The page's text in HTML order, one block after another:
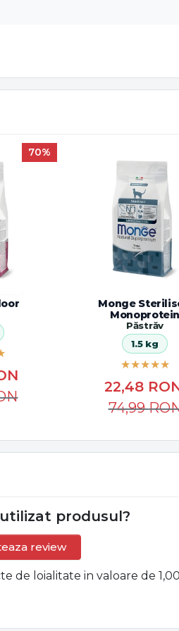
70%
Monge
Monoprotein
Păstrăv
1.5 kg
22,48
74,99
produsul?
review
de loialitate in valoare de